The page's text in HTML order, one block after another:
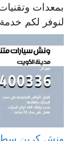
بمعدات
لنوفر لكم
ونش كرين